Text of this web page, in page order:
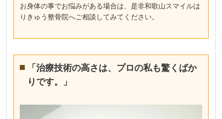
お身体の事でお悩みがある場合は、是非和歌山スマイルは
りきゅう整骨院へご相談してみてください。
「治療技術の高さは、プロの私も驚くばか
りです。」